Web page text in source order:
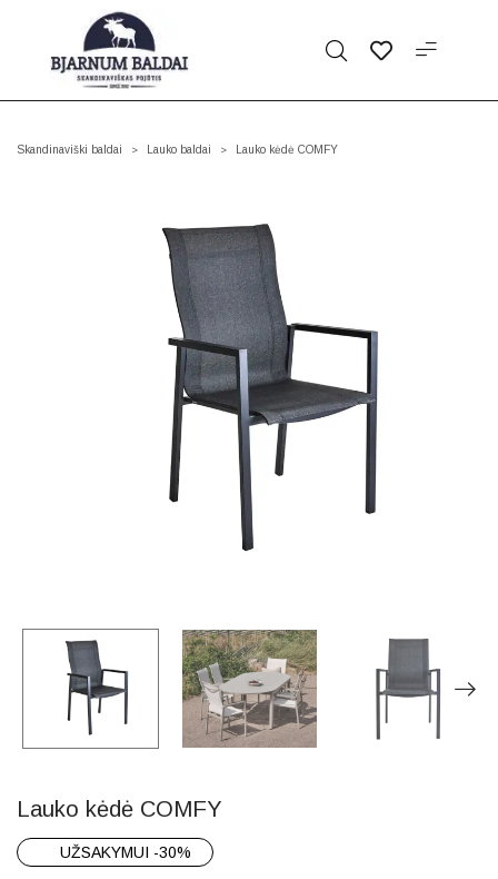
Skandinaviški baldai > Lauko baldai > Lauko kėdė COMFY
Lauko kėdė COMFY
UŽSAKYMUI -30%